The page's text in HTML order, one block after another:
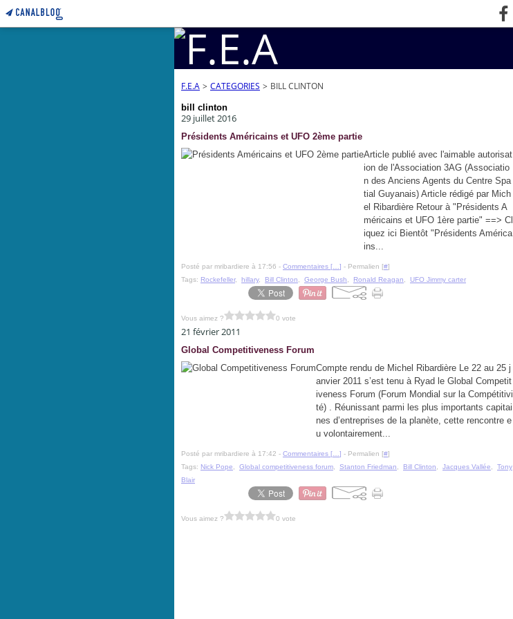
F.E.A > CATEGORIES > BILL CLINTON
bill clinton
29 juillet 2016
Présidents Américains et UFO 2ème partie
Article publié avec l'aimable autorisat
ion de l'Association 3AG (Associatio
n des Anciens Agents du Centre Spa
tial Guyanais) Article rédigé par Mich
el Ribardière Retour à "Présidents A
méricains et UFO 1ère partie" ==> Cl
iquez ici Bientôt "Présidents América
ins...
Posté par mribardiere à 17:56 - Commentaires [ ] - Permalien [#]
Tags: Rockefeller, hillary, Bill Clinton George Bush Ronald Reagan UFO Jimmy carter
Vous aimez ? 0 vote
21 février 2011
Global Competitiveness Forum
Compte rendu de Michel Ribardière Le 22 au 25 j
anvier 2011 s’est tenu à Ryad le Global Competit
iveness Forum (Forum Mondial sur la Compétitivi
té) . Réunissant parmi les plus importants capitai
nes d’entreprises de la planète, cette rencontre e
u volontairement...
Posté par mribardiere à 17:42 - Commentaires [ ] - Permalien [#]
Tags: Nick Pope Global competitiveness forum Stanton Friedman Bill Clinton Jacques Vallée
Tony
Blair
Vous aimez ? 0 vote